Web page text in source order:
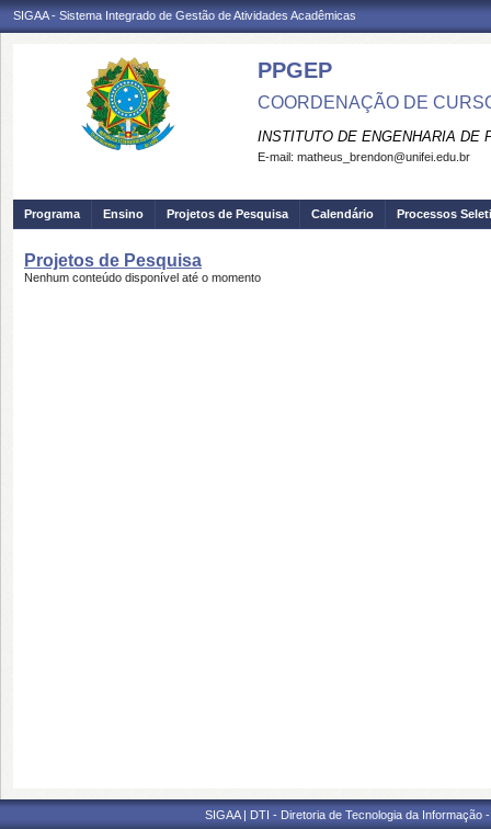
SIGAA - Sistema Integrado de Gestão de Atividades Acadêmicas
PPGEP
COORDENAÇÃO DE
INSTITUTO DE ENGENHARIA DE
E-mail: matheus_brendon@unifei.edu.br
Programa Ensino Projetos de Pesquisa Calendário Processos
Projetos de Pesquisa
Nenhum conteúdo disponível até o momento
SIGAA | DTI - Diretoria de Tecnologia da